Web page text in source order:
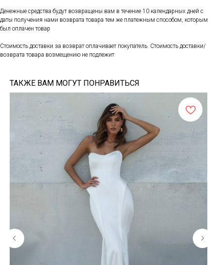
Денежные средства будут возвращены вам в течение 10 календарных дней с
даты получения нами возврата товара тем же платежным способом, которым
был оплачен товар
Стоимость доставки за возврат оплачивает покупатель. Стоимость доставки/
возврата товара возмещению не подлежит
ТАКЖЕ ВАМ МОГУТ ПОНРАВИТЬСЯ